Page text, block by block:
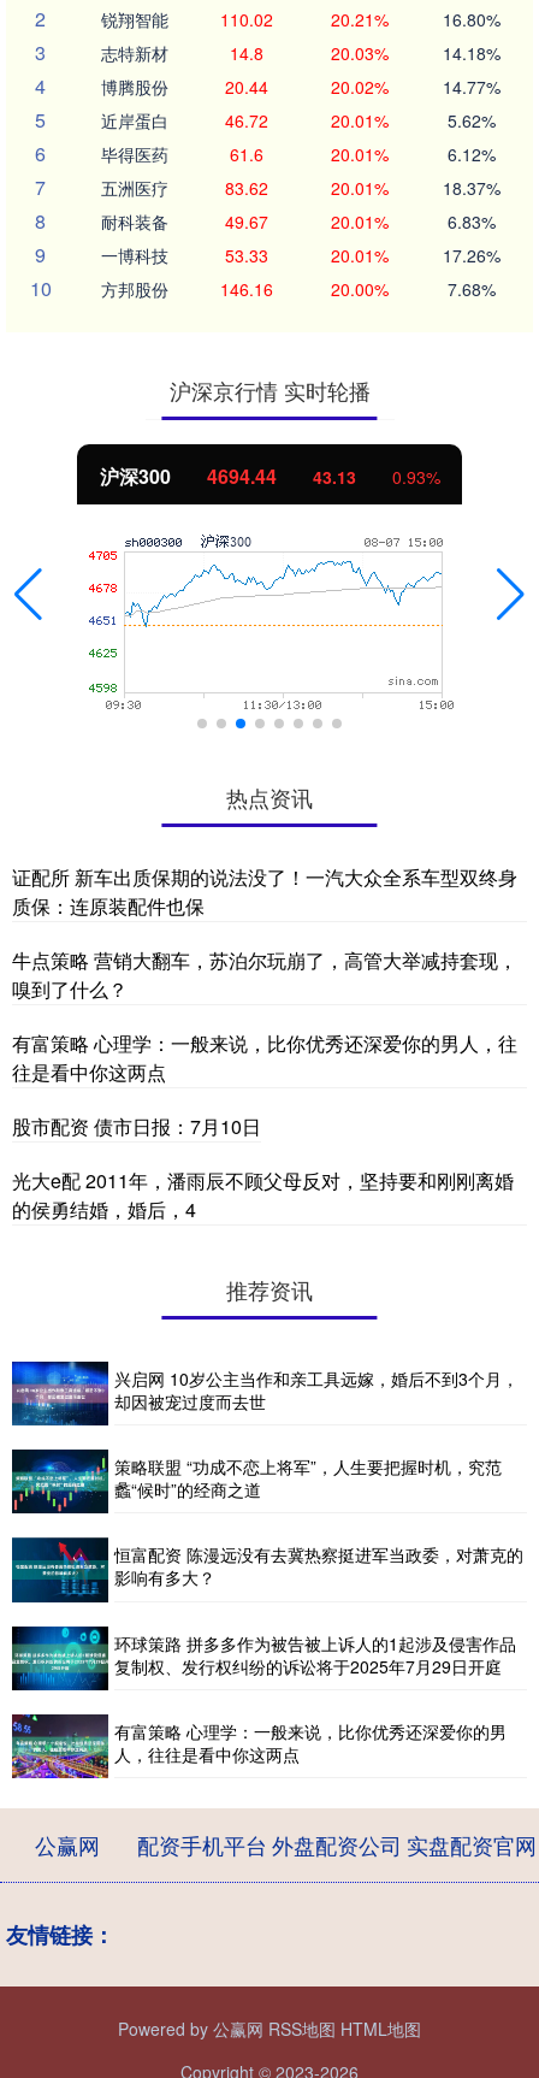
2 锐翔智能 110.02 20.21% 16.80%
3 志特新材 14.8 20.03% 14.18%
4 博腾股份 20.44 20.02% 14.77%
5 近岸蛋白 46.72 20.01% 5.62%
6 毕得医药 61.6 20.01% 6.12%
7 五洲医疗 83.62 20.01% 18.37%
8 耐科装备 49.67 20.01% 6.83%
9 一博科技 53.33 20.01% 17.26%
10 方邦股份 146.16 20.00% 7.68%
沪深京行情 实时轮播
沪深300 4694.44 43.13 0.93%
热点资讯
证配所 新车出质保期的说法没了！一汽大众全系车型双终身
质保：连原装配件也保
牛点策略 营销大翻车，苏泊尔玩崩了，高管大举减持套现，
嗅到了什么？
有富策略 心理学：一般来说，比你优秀还深爱你的男人，往
往是看中你这两点
股市配资 债市日报：7月10日
光大e配 2011年，潘雨辰不顾父母反对，坚持要和刚刚离婚
的侯勇结婚，婚后，4
推荐资讯
兴启网 10岁公主当作和亲工具远嫁，婚后不到3个月，
却因被宠过度而去世
策略联盟 “功成不恋上将军”，人生要把握时机，究范
蠡“候时”的经商之道
恒富配资 陈漫远没有去冀热察挺进军当政委，对萧克的
影响有多大？
环球策路 拼多多作为被告被上诉人的1起涉及侵害作品
复制权、发行权纠纷的诉讼将于2025年7月29日开庭
有富策略 心理学：一般来说，比你优秀还深爱你的男
人，往往是看中你这两点
公赢网 配资手机平台 外盘配资公司 实盘配资官网
友情链接：
Powered by 公赢网 RSS地图 HTML地图
Copyright © 2023-2026